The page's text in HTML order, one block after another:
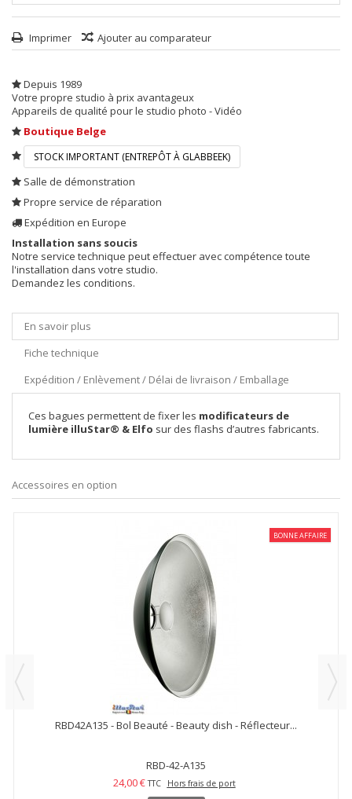
Imprimer Ajouter au comparateur
Depuis 1989
Votre propre studio à prix avantageux
Appareils de qualité pour le studio photo - Vidéo
Boutique Belge
STOCK IMPORTANT (ENTREPÔT À GLABBEEK)
Salle de démonstration
Propre service de réparation
Expédition en Europe
Installation sans soucis
Notre service technique peut effectuer avec compétence toute
l'installation dans votre studio.
Demandez les conditions.
En savoir plus
Fiche technique
Expédition / Enlèvement / Délai de livraison / Emballage
Ces bagues permettent de fixer les modificateurs de
lumière illuStar® & Elfo sur des flashs d’autres fabricants.
Accessoires en option
BONNE AFFAIRE
RBD42A135 - Bol Beauté - Beauty dish - Réflecteur...
RBD-42-A135
24,00 € TTC Hors frais de port